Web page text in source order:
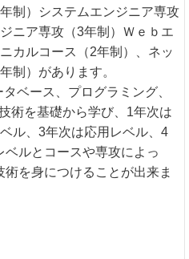
制）システムエンジニア専攻
ニア専攻（3年制）Ｗｅｂエ
カルコース（2年制）、ネッ
制）があります。
ベース、プログラミング、
術を基礎から学び、1年次は
ル、3年次は応用レベル、4
ルとコースや専攻によっ
を身につけることが出来ま